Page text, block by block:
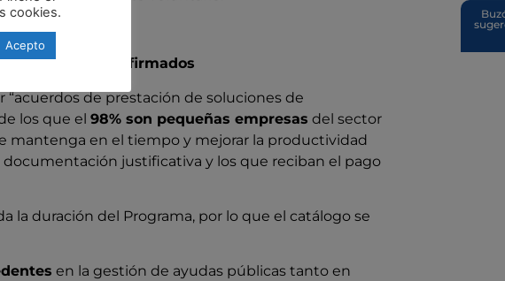
con acuerdos firmados
de prestación de soluciones de
los que el98% son pequeñas empresas del sector
mantenga en el tiempo y mejorar la productividad
justificativa y los que reciban el pago
la duración del Programa, por lo que el catálogo se
en la gestión de ayudas públicas tanto en
cookies.
Acepto